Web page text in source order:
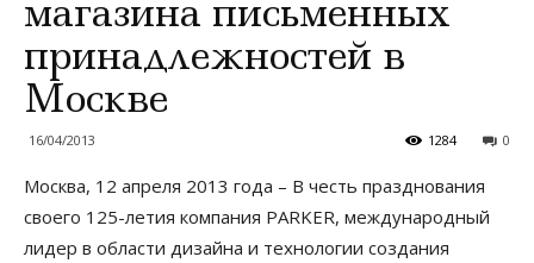
магазина письменных
принадлежностей в
Москве
16/04/2013 0
1284
Москва, 12 апреля 2013 года – В честь празднования
своего 125-летия компания PARKER, международный
лидер в области дизайна и технологии создания